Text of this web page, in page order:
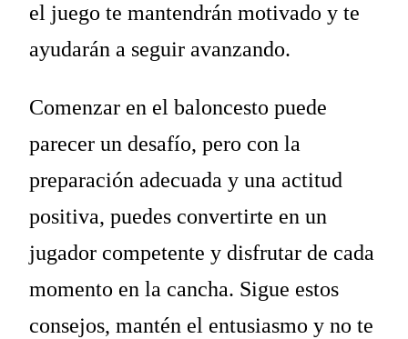
el juego te mantendrán motivado y te
ayudarán a seguir avanzando.
Comenzar en el baloncesto puede
parecer un desafío, pero con la
preparación adecuada y una actitud
positiva, puedes convertirte en un
jugador competente y disfrutar de cada
momento en la cancha. Sigue estos
consejos, mantén el entusiasmo y no te